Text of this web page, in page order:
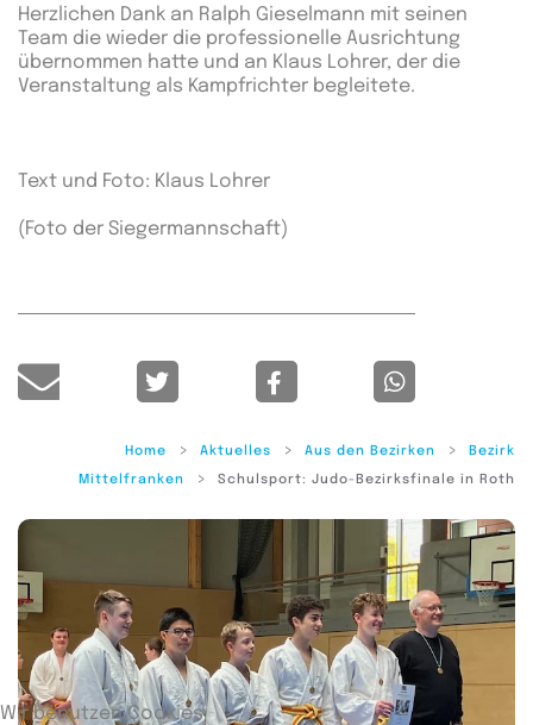
Herzlichen Dank an Ralph Gieselmann mit seinen
Team die wieder die professionelle Ausrichtung
übernommen hatte und an Klaus Lohrer, der die
Veranstaltung als Kampfrichter begleitete.
Text und Foto: Klaus Lohrer
(Foto der Siegermannschaft)
Home Aktuelles Aus den Bezirken
Bezirk
Mittelfranken
Schulsport: Judo-Bezirksfinale in Roth
Wir benutzen Cookies